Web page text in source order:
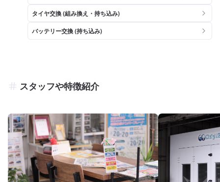
タイヤ交換 (組み換え・持ち込み)
バッテリー交換 (持ち込み)
スタッフや特徴紹介